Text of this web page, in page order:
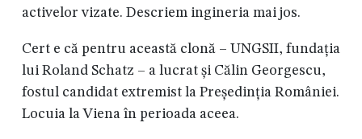
activelor vizate. Descriem ingineria mai jos.
Cert e că pentru această clonă – UNGSII, fundația
lui Roland Schatz – a lucrat și Călin Georgescu,
fostul candidat extremist la Președinția României.
Locuia la Viena în perioada aceea.